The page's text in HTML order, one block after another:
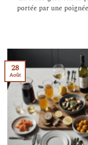
portée par une
28
Août